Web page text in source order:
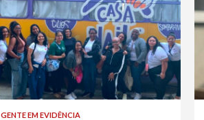
GENTE EM EVIDÊNCIA